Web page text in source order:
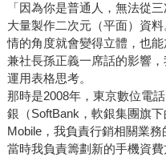
「因為你是普通人，無法從
大量製作二次元（平面）資
情的角度就會變得立體，也
兼社長孫正義一席話的影響
運用表格思考。
那時是2008年，東京數位電
銀（SoftBank，軟銀集團旗
Mobile，我負責行銷相關業務
當時我負責籌劃新的手機資